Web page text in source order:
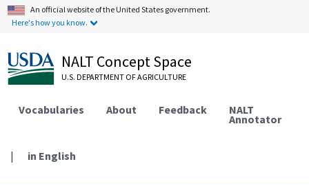
An official website of the United States government.
Here's how you know.
NALT Concept Space
U.S. DEPARTMENT OF AGRICULTURE
Vocabularies About Feedback NALT
Annotator
| in English